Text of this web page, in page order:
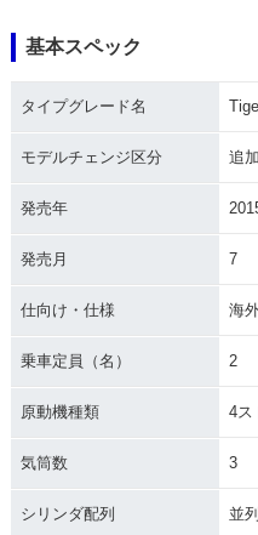
2015年 Tiger 800 X
Rx Low・追加
RT・追
2015年 Tiger 800 X
R・新登場
基本スペック
タイプグレード名
モデルチェンジ区分 追加
発売年
発売月 7
仕向け・仕様 海
乗車定員（名） 2
原動機種類 4ス
気筒数 3
シリンダ配列 並